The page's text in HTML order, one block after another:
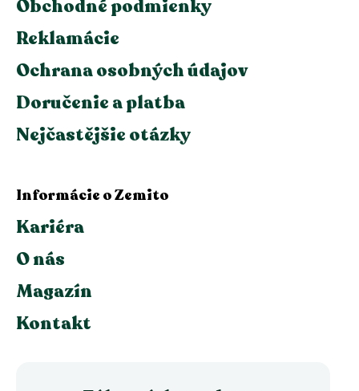
Obchodné podmienky
Reklamácie
Ochrana osobných údajov
Doručenie a platba
Nejčastějšie otázky
Informácie o Zemito
Kariéra
O nás
Magazín
Kontakt